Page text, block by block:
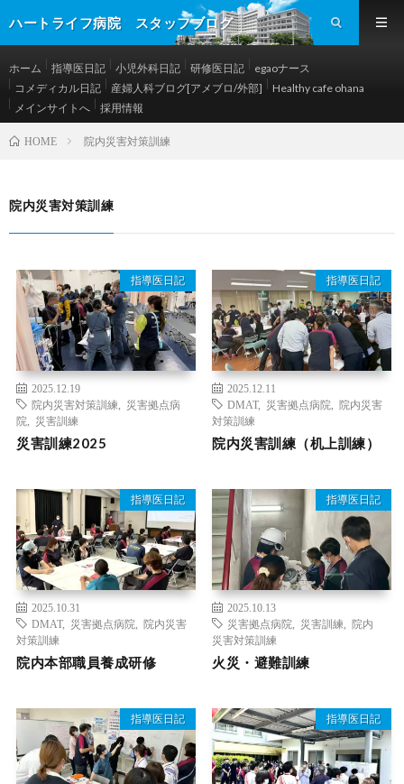
ハートライフ病院 スタッフブログ
ホーム 指導医日記 小児外科日記 研修医日記
egaoナース
コメディカル日記
産婦人科ブログ[アメブロ/外部]
Healthy cafe ohana
メインサイトへ
採用情報
HOME 院内災害対策訓練
院内災害対策訓練
指導医日記
2025.12.19
院内災害対策訓練
災害拠点病
院
災害訓練
災害訓練2025
指導医日記
2025.12.11
DMAT, 災害拠点病院
院内災害
対策訓練
院内災害訓練（机上訓練）
指導医日記
2025.10.31
DMAT, 災害拠点病院
院内災害
対策訓練
院内本部職員養成研修
指導医日記
2025.10.13
災害拠点病院
災害訓練
院内
災害対策訓練
火災・避難訓練
指導医日記 指導医日記